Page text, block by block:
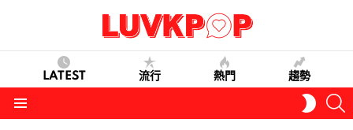
LATEST 流行 熱門 趨勢
SKIN